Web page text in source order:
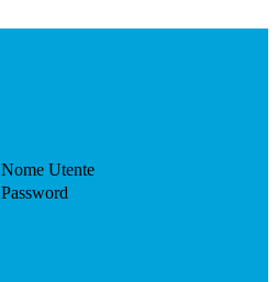
Nome Utente
Password